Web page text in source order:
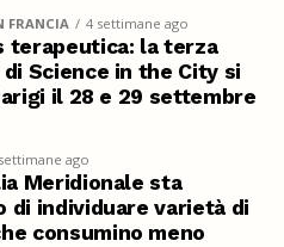
FRANCIA 4 settimane ago
terapeutica: la terza
Science in the City si
il 28 e 29 settembre
ago
Meridionale sta
di individuare varietà di
consumino meno